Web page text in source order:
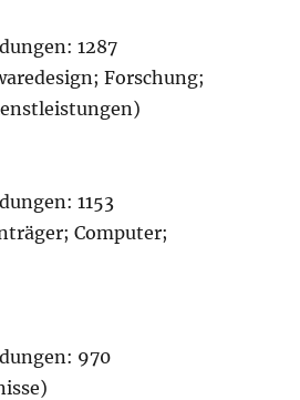
1287
Forschung;
1153
Computer;
970